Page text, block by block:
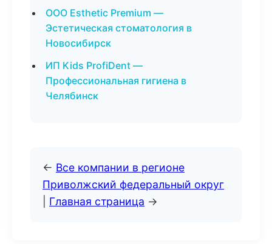
ООО Esthetic Premium —
Эстетическая стоматология в
Новосибирск
ИП Kids ProfiDent —
Профессиональная гигиена в
Челябинск
← Все компании в регионе
Приволжский федеральный округ
Главная страница →